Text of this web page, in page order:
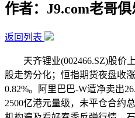
作者：J9.com老哥
返回列表
天齐锂业(002466.SZ)股价上
股走势分化；恒指期货夜盘收
0.82%。阿里巴巴-W遭净卖出
2500亿港元量级，未平仓合约